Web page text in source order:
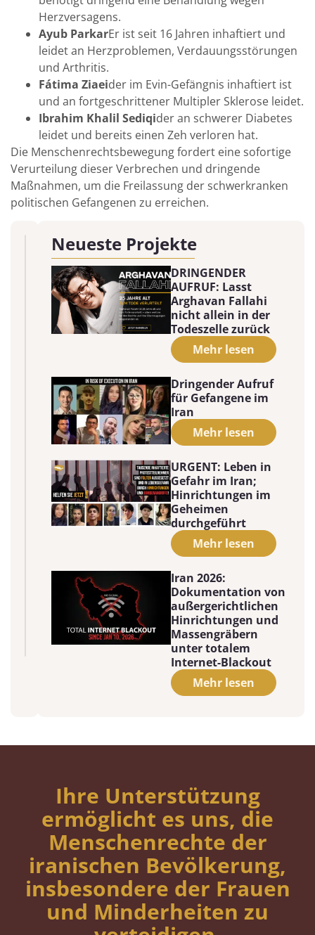
Herzversagens.
Ayub ParkarEr ist seit 16 Jahren inhaftiert und
leidet an Herzproblemen, Verdauungsstörungen
und Arthritis.
Fátima Ziaeider im Evin-Gefängnis inhaftiert ist
und an fortgeschrittener Multipler Sklerose leidet.
Ibrahim Khalil Sediqider an schwerer Diabetes
leidet und bereits einen Zeh verloren hat.
Die Menschenrechtsbewegung fordert eine sofortige
Verurteilung dieser Verbrechen und dringende
Maßnahmen, um die Freilassung der schwerkranken
politischen Gefangenen zu erreichen.
Neueste Projekte
DRINGENDER
AUFRUF: Lasst
Arghavan Fallahi
nicht allein in der
Todeszelle zurück
Mehr lesen
Dringender Aufruf
für Gefangene im
Iran
Mehr lesen
URGENT: Leben in
Gefahr im Iran;
Hinrichtungen im
Geheimen
durchgeführt
Mehr lesen
Iran 2026:
Dokumentation von
außergerichtlichen
Hinrichtungen und
Massengräbern
unter totalem
Internet-Blackout
Mehr lesen
Ihre Unterstützung
ermöglicht es uns, die
Menschenrechte der
iranischen Bevölkerung,
insbesondere der Frauen
und Minderheiten zu